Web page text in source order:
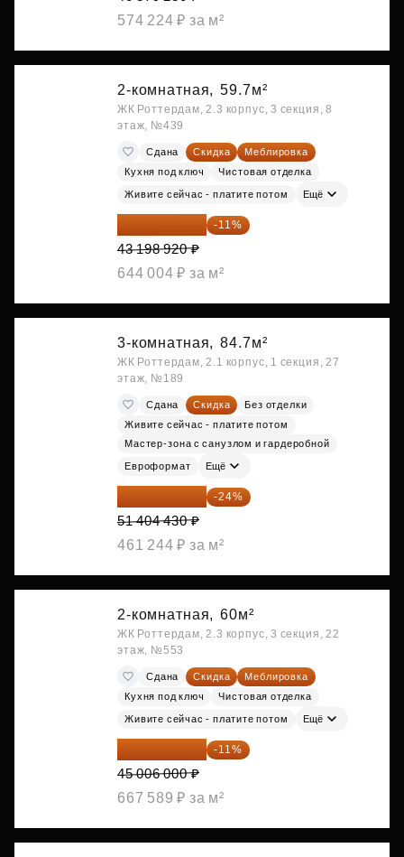
574 224 ₽ за м²
2-комнатная, 59.7м²
ЖК Роттердам, 2.3 корпус, 3 секция, 8
этаж, №439
Сдана Скидка
Меблировка
Кухня под ключ
Чистовая отделка
Живите сейчас - платите потом Ещё
38 447 039 ₽ -11%
43 198 920 ₽
644 004 ₽ за м²
3-комнатная, 84.7м²
ЖК Роттердам, 2.1 корпус, 1 секция, 27
этаж, №189
Сдана Скидка
Без отделки
Живите сейчас - платите потом
Мастер-зона с санузлом и гардеробной
Евроформат Ещё
39 067 367 ₽ -24%
51 404 430 ₽
461 244 ₽ за м²
2-комнатная, 60м²
ЖК Роттердам, 2.3 корпус, 3 секция, 22
этаж, №553
Сдана Скидка
Меблировка
Кухня под ключ
Чистовая отделка
Живите сейчас - платите потом Ещё
40 055 340 ₽ -11%
45 006 000 ₽
667 589 ₽ за м²